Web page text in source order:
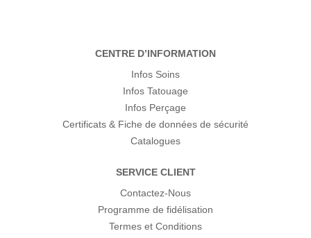
CENTRE D’INFORMATION
Infos Soins
Infos Tatouage
Infos Perçage
Certificats & Fiche de données de sécurité
Catalogues
SERVICE CLIENT
Contactez-Nous
Programme de fidélisation
Termes et Conditions